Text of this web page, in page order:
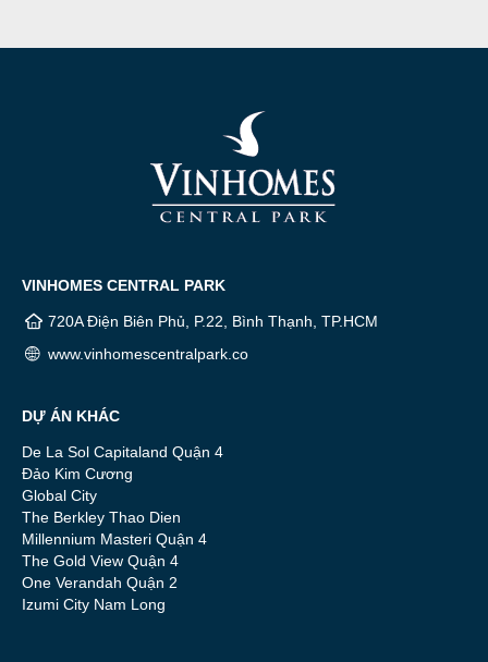
VINHOMES CENTRAL PARK
720A Điện Biên Phủ, P.22, Bình Thạnh, TP.HCM
www.vinhomescentralpark.co
DỰ ÁN KHÁC
De La Sol Capitaland Quận 4
Đảo Kim Cương
Global City
The Berkley Thao Dien
Millennium Masteri Quận 4
The Gold View Quận 4
One Verandah Quận 2
Izumi City Nam Long